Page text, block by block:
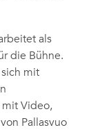
als
die Bühne.
mit
Video,
Pallasvuo